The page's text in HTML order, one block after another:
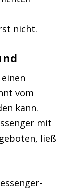
nicht.
vom
kann.
mit
ließ